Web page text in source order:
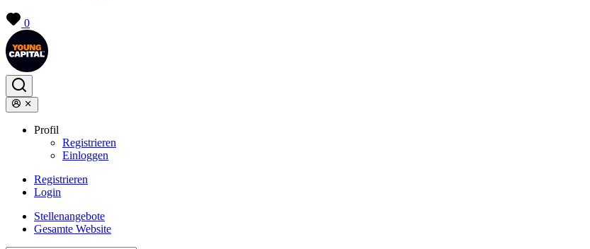
0
Profil
Registrieren
Einloggen
Registrieren
Login
Stellenangebote
Gesamte Website